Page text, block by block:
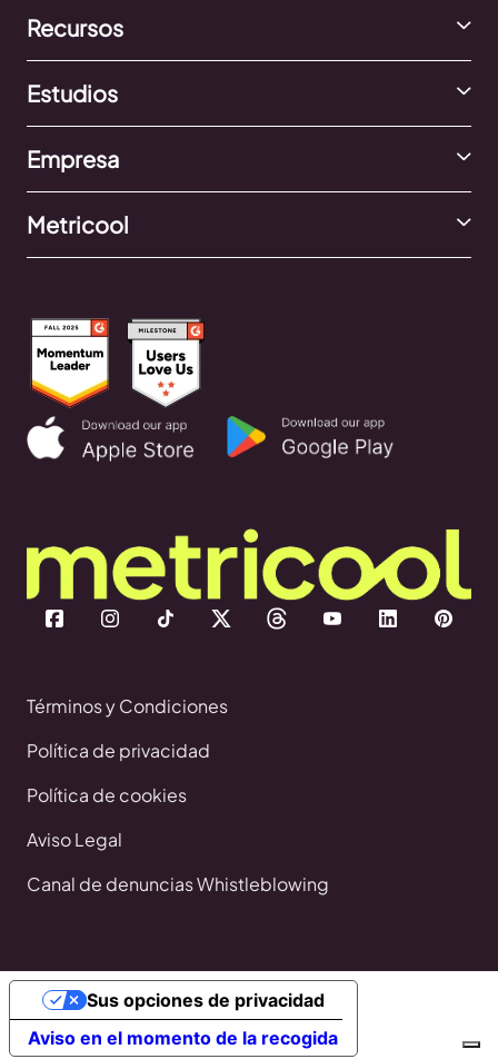
Recursos
Estudios
Empresa
Metricool
Términos y Condiciones
Política de privacidad
Política de cookies
Aviso Legal
Canal de denuncias Whistleblowing
Aviso en el momento de la recogida
Sus opciones de privacidad